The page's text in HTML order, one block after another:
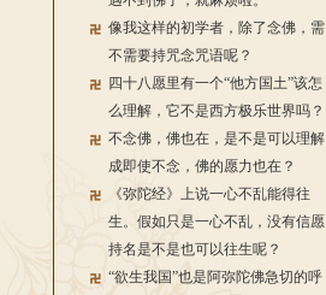
像我这样的初学者，除了念佛，需
不需要持咒念咒语呢？
四十八愿里有一个“他方国土”该怎
么理解，它不是西方极乐世界吗？
不念佛，佛也在，是不是可以理解
成即使不念，佛的愿力也在？
《弥陀经》上说一心不乱能得往
生。假如只是一心不乱，没有信愿
持名是不是也可以往生呢？
“欲生我国”也是阿弥陀佛急切的呼